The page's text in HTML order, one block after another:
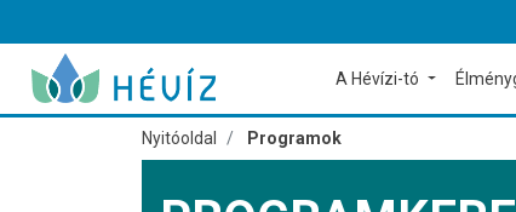
A Hévízi-tó
Nyitóoldal Programok